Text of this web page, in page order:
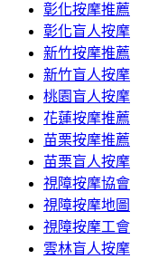
彰化按摩推薦
彰化盲人按摩
新竹按摩推薦
新竹盲人按摩
桃園盲人按摩
花蓮按摩推薦
苗栗按摩推薦
苗栗盲人按摩
視障按摩協會
視障按摩地圖
視障按摩工會
雲林盲人按摩